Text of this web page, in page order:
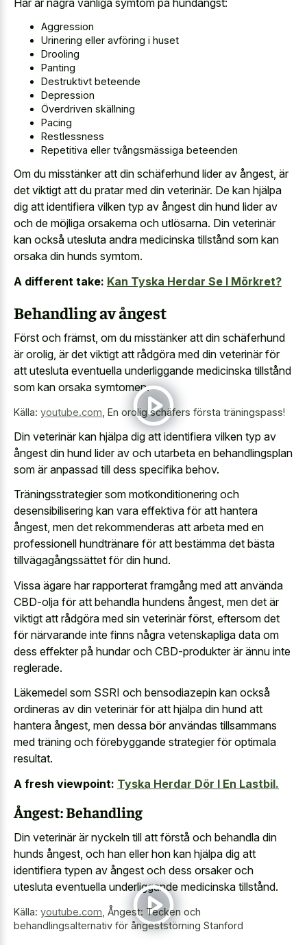
Här är några vanliga symtom på hundangst:
Aggression
Urinering eller avföring i huset
Drooling
Panting
Destruktivt beteende
Depression
Överdriven skällning
Pacing
Restlessness
Repetitiva eller tvångsmässiga beteenden
Om du misstänker att din schäferhund lider av ångest, är
det viktigt att du pratar med din veterinär. De kan hjälpa
dig att identifiera vilken typ av ångest din hund lider av
och de möjliga orsakerna och utlösarna. Din veterinär
kan också utesluta andra medicinska tillstånd som kan
orsaka din hunds symtom.
A different take: Kan Tyska Herdar Se I Mörkret?
Behandling av ångest
Först och främst, om du misstänker att din schäferhund
är orolig, är det viktigt att rådgöra med din veterinär för
att utesluta eventuella underliggande medicinska tillstånd
som kan orsaka symtomen.
Källa: youtube.com En orolig schäfers första träningspass!
Din veterinär kan hjälpa dig att identifiera vilken typ av
ångest din hund lider av och utarbeta en behandlingsplan
som är anpassad till dess specifika behov.
Träningsstrategier som motkonditionering och
desensibilisering kan vara effektiva för att hantera
ångest, men det rekommenderas att arbeta med en
professionell hundtränare för att bestämma det bästa
tillvägagångssättet för din hund.
Vissa ägare har rapporterat framgång med att använda
CBD-olja för att behandla hundens ångest, men det är
viktigt att rådgöra med sin veterinär först, eftersom det
för närvarande inte finns några vetenskapliga data om
dess effekter på hundar och CBD-produkter är ännu inte
reglerade.
Läkemedel som SSRI och bensodiazepin kan också
ordineras av din veterinär för att hjälpa din hund att
hantera ångest, men dessa bör användas tillsammans
med träning och förebyggande strategier för optimala
resultat.
A fresh viewpoint: Tyska Herdar Dör I En Lastbil.
Ångest: Behandling
Din veterinär är nyckeln till att förstå och behandla din
hunds ångest, och han eller hon kan hjälpa dig att
identifiera typen av ångest och dess orsaker och
utesluta eventuella underliggande medicinska tillstånd.
Källa: youtube.com Ångest: Tecken och
behandlingsalternativ för ångeststörning Stanford